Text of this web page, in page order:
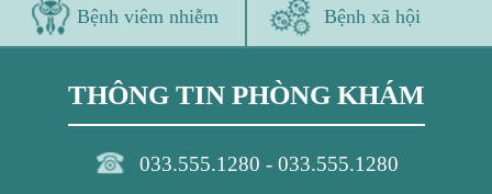
Bệnh viêm nhiễm Bệnh xã hội
THÔNG TIN PHÒNG KHÁM
033.555.1280 - 033.555.1280